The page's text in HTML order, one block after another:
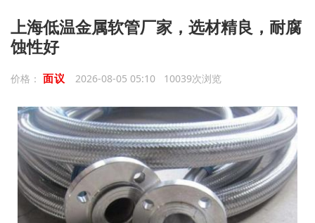
上海低温金属软管厂家，选材精良，耐腐
蚀性好
价格： 面议 2026-08-05 05:10 10039次浏览